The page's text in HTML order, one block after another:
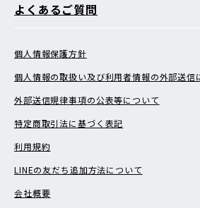
よくあるご質問
個人情報保護方針
個人情報の取扱い及び利用者情報の外部送信
外部送信規律事項の公表等について
特定商取引法に基づく表記
利用規約
LINEの友だち追加方法について
会社概要